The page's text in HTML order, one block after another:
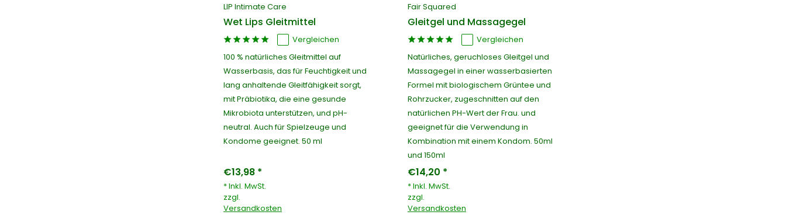
LIP Intimate Care
Wet Lips Gleitmittel
Vergleichen
100 % natürliches Gleitmittel auf
Wasserbasis, das für Feuchtigkeit und
lang anhaltende Gleitfähigkeit sorgt,
mit Präbiotika, die eine gesunde
Mikrobiota unterstützen, und pH-
neutral. Auch für Spielzeuge und
Kondome geeignet. 50 ml
€13,98 *
* Inkl. MwSt.
zzgl.
Versandkosten
Fair Squared
Gleitgel und Massagegel
Vergleichen
Natürliches, geruchloses Gleitgel und
Massagegel in einer wasserbasierten
Formel mit biologischem Grüntee und
Rohrzucker, zugeschnitten auf den
natürlichen PH-Wert der Frau. und
geeignet für die Verwendung in
Kombination mit einem Kondom. 50ml
und 150ml
€14,20 *
* Inkl. MwSt.
zzgl.
Versandkosten